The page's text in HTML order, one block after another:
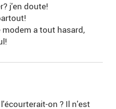
j'en doute!
a tout hasard,
on ? Il n'est